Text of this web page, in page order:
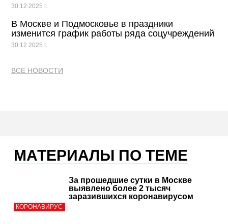
30.12.2025 г.
В Москве и Подмосковье в праздники
изменится график работы ряда соцучреждений
30.12.2025 г.
ВСЕ НОВОСТИ
МАТЕРИАЛЫ ПО ТЕМЕ
КОРОНАВИРУС
За прошедшие сутки в Москве
выявлено более 2 тысяч
заразившихся коронавирусом